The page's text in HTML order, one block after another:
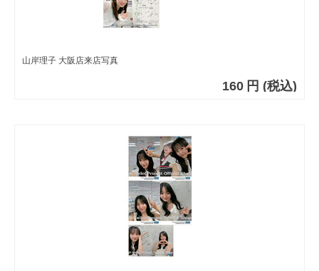
山岸理子 大阪店来店写真
160 円 (税込)